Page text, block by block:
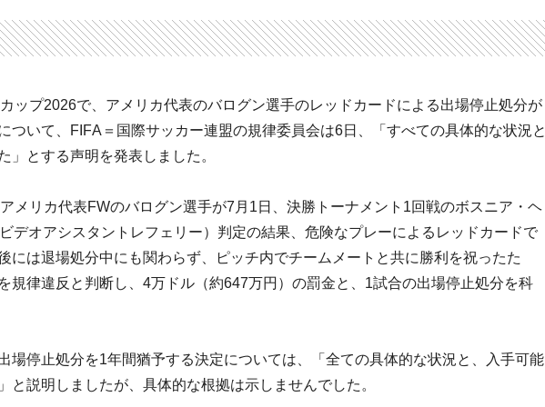
ップ2026で、アメリカ代表のバログン選手のレッドカードによる出場停止処分が
ついて、FIFA＝国際サッカー連盟の規律委員会は6日、「すべての具体的な状況と
」とする声明を発表しました。
メリカ代表FWのバログン選手が7月1日、決勝トーナメント1回戦のボスニア・ヘ
デオアシスタントレフェリー）判定の結果、危険なプレーによるレッドカードで
には退場処分中にも関わらず、ピッチ内でチームメートと共に勝利を祝ったた
規律違反と判断し、4万ドル（約647万円）の罰金と、1試合の出場停止処分を科
場停止処分を1年間猶予する決定については、「全ての具体的な状況と、入手可能
と説明しましたが、具体的な根拠は示しませんでした。